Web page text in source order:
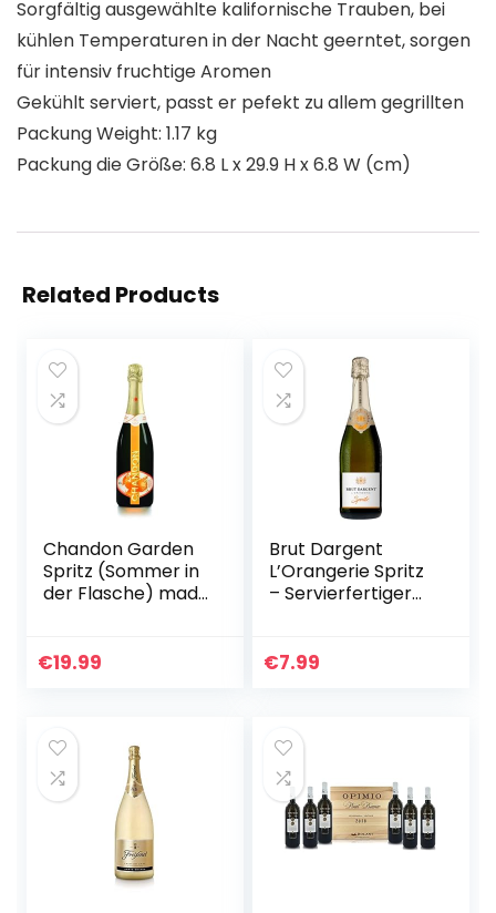
Sorgfältig ausgewählte kalifornische Trauben, bei
kühlen Temperaturen in der Nacht geerntet, sorgen
für intensiv fruchtige Aromen
Gekühlt serviert, passt er pefekt zu allem gegrillten
Packung Weight: 1.17 kg
Packung die Größe: 6.8 L x 29.9 H x 6.8 W (cm)
Related Products
Chandon Garden
Spritz (Sommer in
der Flasche) made
€19.99
Brut Dargent
L’Orangerie Spritz
– Servierfertiger
hergestellt aus
€7.99